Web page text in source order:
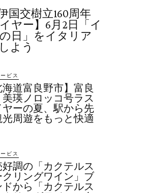
国交樹立160周年
ヤー】6月2日「イ
日」をイタリア
よう
ビス
海道富良野市】富良
美瑛ノロッコ号ラス
ヤーの夏、駅から先
光周遊をもっと快適
ビス
好調の「カクテルス
クリングワイン」ブ
ドから「カクテルス